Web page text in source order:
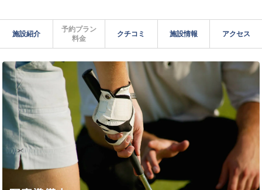
施設紹介
予約プラン
料金
クチコミ 施設情報 アクセス